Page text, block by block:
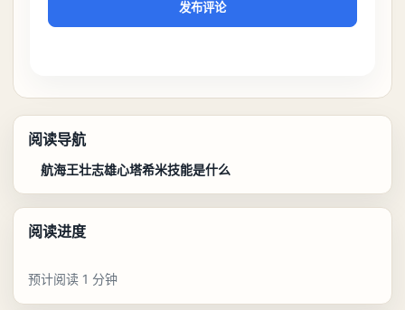
发布评论
阅读导航
航海王壮志雄心塔希米技能是什么
阅读进度
预计阅读 1 分钟